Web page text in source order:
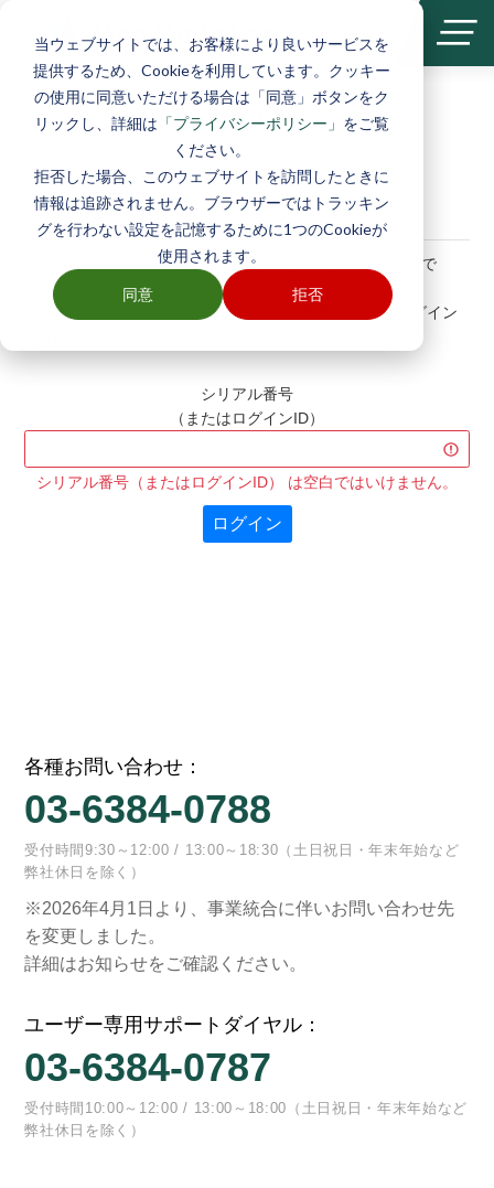
当ウェブサイトでは、お客様により良いサービスを
提供するため、Cookieを利用しています。クッキー
の使用に同意いただける場合は「同意」ボタンをク
リックし、詳細は 「プライバシーポリシー」 をご覧
ください。
拒否した場合、このウェブサイトを訪問したときに
情報は追跡されません。ブラウザーではトラッキン
グを行わない設定を記憶するために1つのCookieが
使用されます。
同意 拒否
| サポート
ログイン
ログインが必要です
こちらのコンテンツをご覧いただくにはログインが必要で
す。
お使いのTerraMapシリーズのシリアル番号（またはログイン
シリアル番号
（またはログインID）
シリアル番号（またはログインID） は空白ではいけません。
ログイン
各種お問い合わせ：
03-6384-0788
受付時間9:30～12:00 / 13:00～18:30（土日祝日・年末年始など
弊社休日を除く）
※2026年4月1日より、事業統合に伴いお問い合わせ先
を変更しました。
詳細はお知らせをご確認ください。
ユーザー専用サポートダイヤル：
03-6384-0787
受付時間10:00～12:00 / 13:00～18:00（土日祝日・年末年始など
弊社休日を除く）